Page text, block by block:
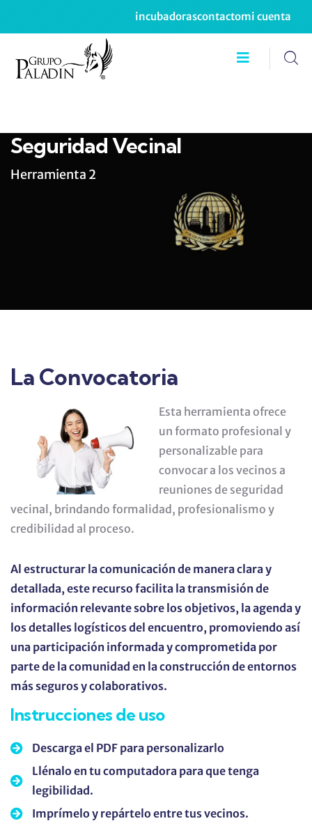
incubadorascontactomi cuenta
Seguridad Vecinal
Herramienta 2
La Convocatoria
Esta herramienta ofrece
un formato profesional y
personalizable para
convocar a los vecinos a
reuniones de seguridad
vecinal, brindando formalidad, profesionalismo y
credibilidad al proceso.
Al estructurar la comunicación de manera clara y
detallada, este recurso facilita la transmisión de
información relevante sobre los objetivos, la agenda y
los detalles logísticos del encuentro, promoviendo así
una participación informada y comprometida por
parte de la comunidad en la construcción de entornos
más seguros y colaborativos.
Instrucciones de uso
Descarga el PDF para personalizarlo
Llénalo en tu computadora para que tenga
legibilidad.
Imprímelo y repártelo entre tus vecinos.